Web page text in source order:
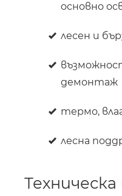
основно
лесен и
демонтаж
термо,
лесна